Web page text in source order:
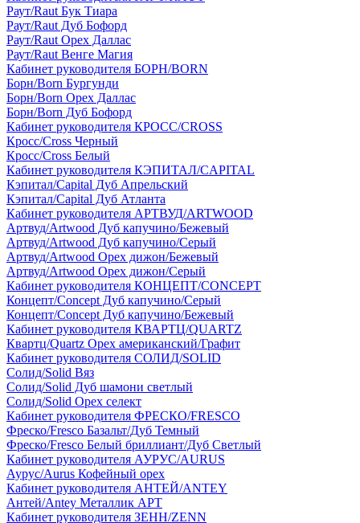
Раут/Raut Бук Тиара
Раут/Raut Дуб Бофорд
Раут/Raut Орех Даллас
Раут/Raut Венге Магия
Кабинет руководителя БОРН/BORN
Борн/Born Бургунди
Борн/Born Орех Даллас
Борн/Born Дуб Бофорд
Кабинет руководителя КРОСС/CROSS
Кросс/Cross Черный
Кросс/Cross Белый
Кабинет руководителя КЭПИТАЛ/CAPITAL
Кэпитал/Capital Дуб Апрельский
Кэпитал/Capital Дуб Атланта
Кабинет руководителя АРТВУД/ARTWOOD
Артвуд/Artwood Дуб капучино/Бежевый
Артвуд/Artwood Дуб капучино/Серый
Артвуд/Artwood Орех дижон/Бежевый
Артвуд/Artwood Орех дижон/Серый
Кабинет руководителя КОНЦЕПТ/CONCEPT
Концепт/Concept Дуб капучино/Серый
Концепт/Concept Дуб капучино/Бежевый
Кабинет руководителя КВАРТЦ/QUARTZ
Квартц/Quartz Орех американский/Графит
Кабинет руководителя СОЛИД/SOLID
Солид/Solid Вяз
Солид/Solid Дуб шамони светлый
Солид/Solid Орех селект
Кабинет руководителя ФРЕСКО/FRESCO
Фреско/Fresco Базальт/Дуб Темный
Фреско/Fresco Белый бриллиант/Дуб Светлый
Кабинет руководителя АУРУС/AURUS
Аурус/Aurus Кофейный орех
Кабинет руководителя АНТЕЙ/ANTEY
Антей/Antey Металлик АРТ
Кабинет руководителя ЗЕНН/ZENN